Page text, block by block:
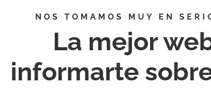
NOS TOMAMOS MUY EN
La mejor
informarte